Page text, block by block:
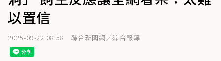
以置信
2025-09-22 08:58 聯合新聞網／綜合報導